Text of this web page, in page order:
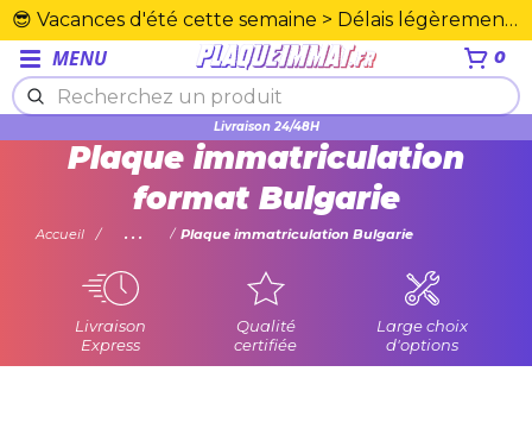
😎 Vacances d'été cette semaine > Délais légèrement rallongés. Merci☀️
MENU 0
Livraison 24/48H
Plaque immatriculation
format Bulgarie
Accueil ... Plaque immatriculation Bulgarie
Livraison
Express
Qualité
certifiée
Large choix
d'options